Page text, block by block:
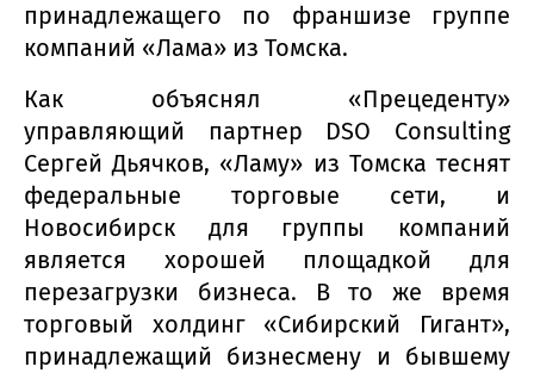
принадлежащего по франшизе группе
компаний «Лама» из Томска.
Как объяснял «Прецеденту»
управляющий партнер DSO Consulting
Сергей Дьячков, «Ламу» из Томска теснят
федеральные торговые сети, и
Новосибирск для группы компаний
является хорошей площадкой для
перезагрузки бизнеса. В то же время
торговый холдинг «Сибирский Гигант»,
принадлежащий бизнесмену и бывшему